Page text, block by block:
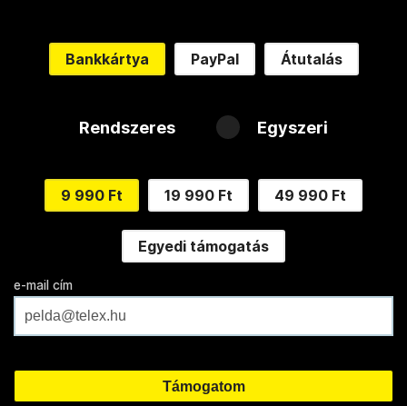
Bankkártya PayPal Átutalás
Rendszeres Egyszeri
9 990 Ft 19 990 Ft 49 990 Ft
Egyedi támogatás
e-mail cím